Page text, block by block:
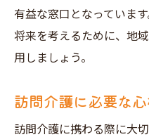
有益な窓口となっていま
将来を考えるために、地
用しましょう。
訪問介護に必要な
訪問介護に携わる際に大